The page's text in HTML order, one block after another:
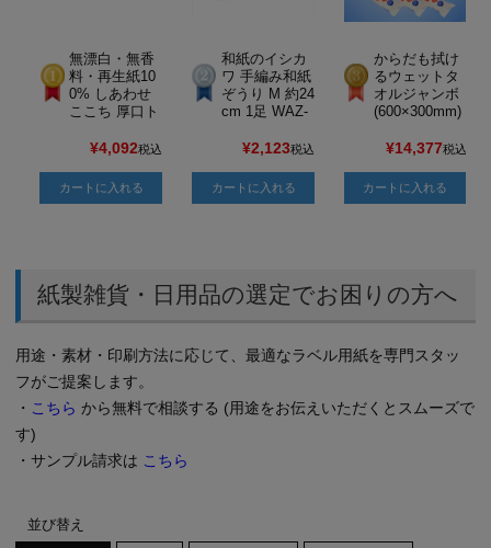
無漂白・無香
料・再生紙10
0% しあわせ
ここち 厚口ト
パー(太穴芯な
ングル 108m
m×130M×6ロ
¥4,092税込
カートに入れる
和紙のイシカ
ワ 手編み和紙
ぞうり M 約24
cm 1足 WAZ-
¥2,123税込
カートに入れる
からだも拭け
るウェットタ
オルジャンボ
(600×300mm)
20本×18袋 JP
¥14,377税込
カートに入れる
紙製雑貨・日用品の選定でお困りの方へ
用途・素材・印刷方法に応じて、最適なラベル用紙を専門スタッ
フがご提案します。
・ こちら から無料で相談する (用途をお伝えいただくとスムーズで
す)
・サンプル請求は こちら
並び替え